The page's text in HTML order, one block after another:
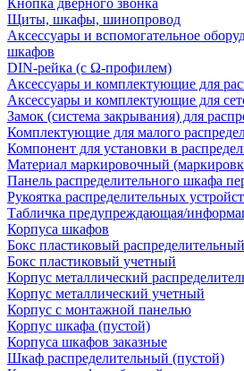
Кнопка дверного звонка
Щиты, шкафы, шинопровод
Аксессуары и вспомогательное
шкафов
DIN-рейка (с Ω-профилем)
Аксессуары и комплектующие для
Аксессуары и комплектующие для
Замок (система закрывания) для
Комплектующие для малого
Компонент для установки в
Материал маркировочный
Панель распределительного шкафа
Рукоятка распределительных
Табличка предупреждающая/
Корпуса шкафов
Бокс пластиковый распределительный
Бокс пластиковый учетный
Корпус металлический
Корпус металлический учетный
Корпус с монтажной панелью
Корпус шкафа (пустой)
Корпуса шкафов заказные
Шкаф распределительный (пустой)